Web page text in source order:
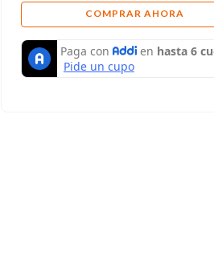
COMPRAR AHORA